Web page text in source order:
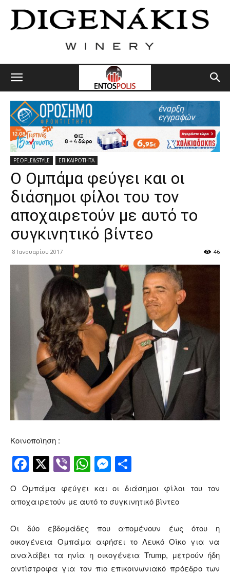
PEOPLE&STYLE ΕΠΙΚΑΙΡΟΤΗΤΑ
Ο Ομπάμα φεύγει και οι
διάσημοι φίλοι του τον
αποχαιρετούν με αυτό το
συγκινητικό βίντεο
8 Ιανουαρίου 2017 46
Κοινοποίηση :
Facebook
Twitter
ViberWhatsApp
Messenger
Ο Ομπάμα φεύγει και οι διάσημοι φίλοι του τον
αποχαιρετούν με αυτό το συγκινητικό βίντεο
Οι δύο εβδομάδες που απομένουν έως ότου η
οικογένεια Ομπάμα αφήσει το Λευκό Οίκο για να
αναλάβει τα ηνία η οικογένεια Trump, μετρούν ήδη
αντίστροφα για τον πιο επικοινωνιακό πρόεδρο των